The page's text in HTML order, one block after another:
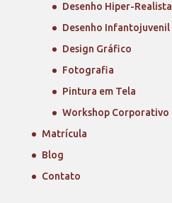
Desenho Hiper-Realista
Desenho Infantojuvenil
Design Gráfico
Fotografia
Pintura em Tela
Workshop Corporativo
Matrícula
Blog
Contato